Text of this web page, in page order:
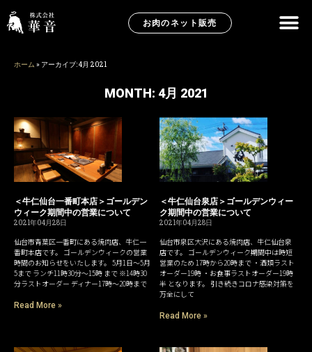
お肉のネット販売
ホーム » アーカイブ: 4月 2021
MONTH: 4月 2021
＜牛仁仙台一番町本店＞ゴールデン
ウィーク期間中の営業について
2021年04月28日
仙台市青葉区一番町にある焼肉店、牛仁一
番町本店です。 ゴールデンウィークの営業
時間のお知らせをいたします。 5月1日〜5月
5まで ランチ11時30分〜15時 まで ※14時30
分ラストオーダー ディナー17時〜20時まで
Read More »
＜牛仁仙台泉店＞ゴールデンウィー
ク期間中の営業について
2021年04月28日
仙台市泉区大沢にある焼肉店、牛仁仙台泉
店です。 ゴールデンウィーク期間中は時短
営業のため 17時から20時まで ・酒類ラスト
オーダー19時 ・お食事ラストオーダー19時
半 となります。 引き続きコロナ感染対策を
万全にして
Read More »